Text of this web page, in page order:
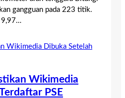
gangguan pada 223 titik.
9,97…
Wikimedia
PSE